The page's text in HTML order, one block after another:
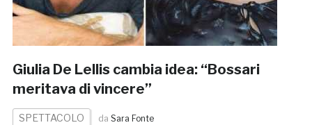
Giulia De Lellis cambia idea: “Bossari
meritava di vincere”
SPETTACOLO da Sara Fonte